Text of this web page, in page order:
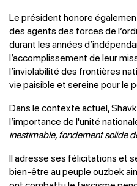
Le président honore
des agents des forces de
durant les années
l’accomplissement de leur
l’inviolabilité des frontières
vie paisible et sereine pour le
Dans le contexte actuel,
l’importance de l'unité
inestimable, fondement solide
Il adresse ses félicitations et
bien-être au peuple ouzbek